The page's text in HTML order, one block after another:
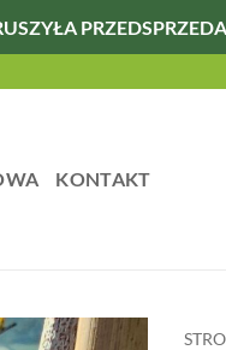
KONTAKT